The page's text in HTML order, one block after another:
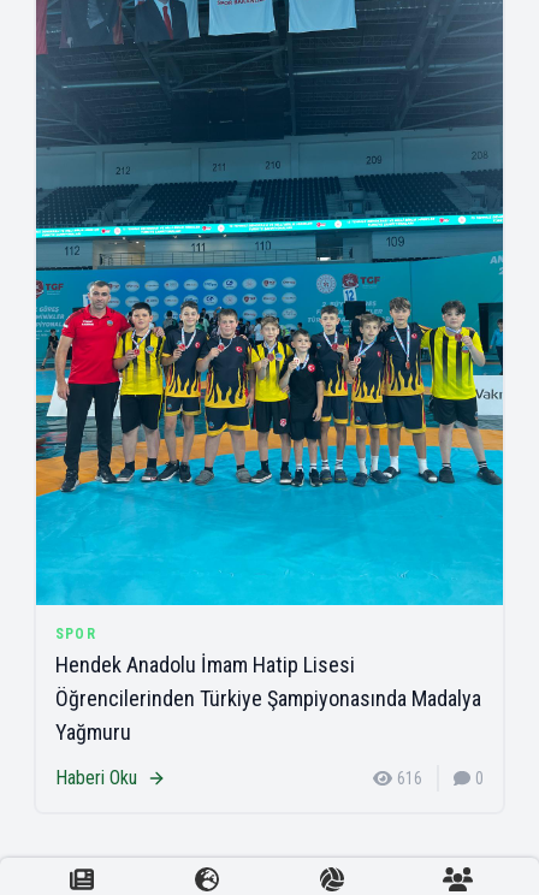
SPOR
Hendek Anadolu İmam Hatip Lisesi
Öğrencilerinden Türkiye Şampiyonasında Madalya
Yağmuru
Haberi Oku 616 0